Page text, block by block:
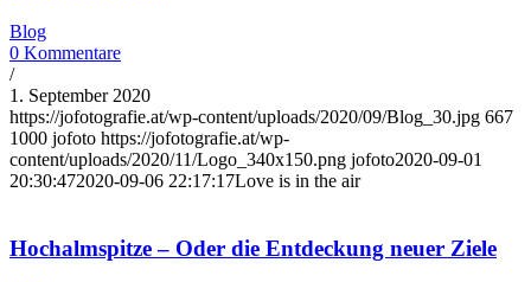
Blog
0 Kommentare
/
1. September 2020
https://jofotografie.at/wp-content/uploads/2020/09/Blog_30.jpg 667
1000 jofoto https://jofotografie.at/wp-
content/uploads/2020/11/Logo_340x150.png jofoto2020-09-01
20:30:472020-09-06 22:17:17Love is in the air
Hochalmspitze – Oder die Entdeckung neuer Ziele